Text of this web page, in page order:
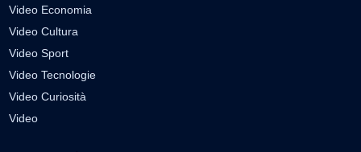
Video Economia
Video Cultura
Video Sport
Video Tecnologie
Video Curiosità
Video